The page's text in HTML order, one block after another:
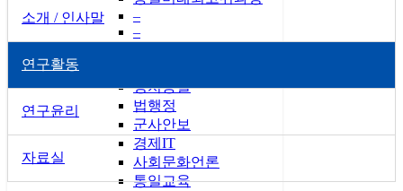
–
–
정치통일
법행정
군사안보
경제IT
사회문화언론
통일교육
소개 / 인사말
연구활동
연구윤리
자료실